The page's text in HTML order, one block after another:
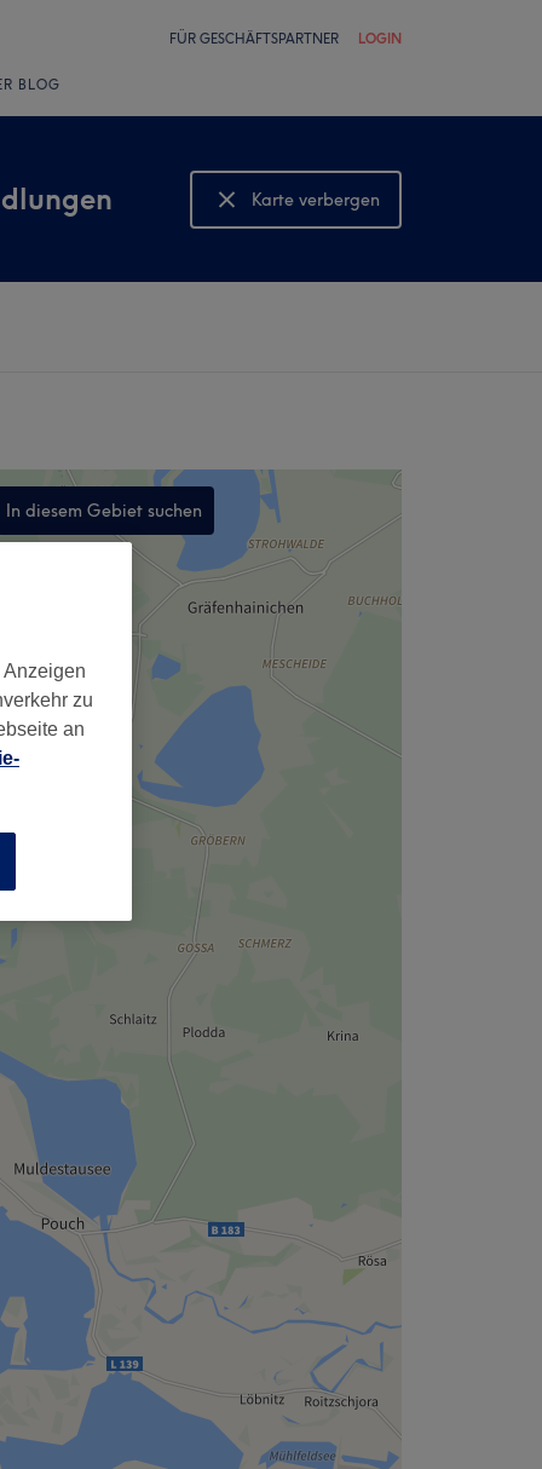
FÜR GESCHÄFTSPARTNER LOGIN
BLOG
Karte verbergen
Karte anzeigen
In diesem Gebiet suchen
,
zu
an